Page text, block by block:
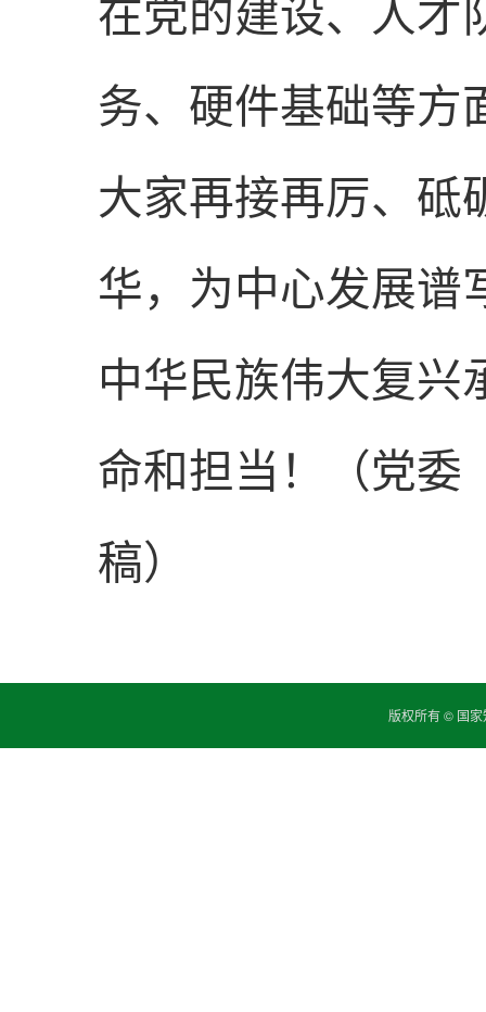
在党的建设、人才
务、硬件基础等方
大家再接再厉、砥
华，为中心发展谱
中华民族伟大复兴
命和担当！（党委
稿）
版权所有 © 国